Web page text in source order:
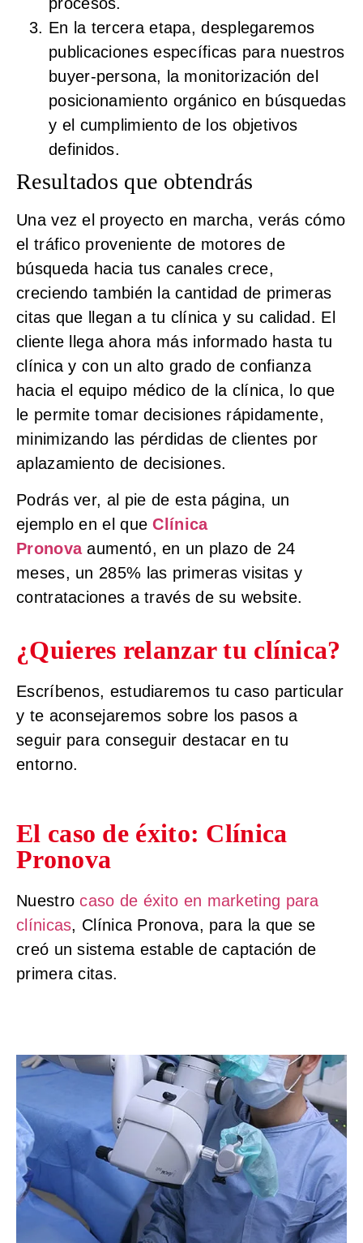
En la tercera etapa,desplegaremos
publicaciones específicas para nuestros
buyer-persona, la monitorización del
posicionamiento orgánico en búsquedas
y el cumplimiento de los objetivos
definidos.
Resultados que obtendrás
Una vez el proyecto en marcha, verás cómo
el tráfico proveniente de motores de
búsqueda hacia tus canales crece,
creciendo también la cantidad de primeras
citas que llegan a tu clínica y su calidad . El
cliente llega ahora más informado hasta tu
clínica y con un alto grado de confianza
hacia el equipo médico de la clínica, lo que
le permite tomar decisiones rápidamente,
minimizando las pérdidas de clientes por
aplazamiento de decisiones.
Podrás ver, al pie de esta página, un
ejemplo en el queClínica
Pronovaaumentó, en un plazo de 24
meses, un 285% las primeras visitas y
contrataciones a través de su website.
¿Quieres relanzar tu clínica?
Escríbenos, estudiaremos tu caso particular
y te aconsejaremos sobre los pasos a
seguir para conseguir destacar en tu
entorno.
El caso de éxito: Clínica
Pronova
Nuestrocaso de éxito en marketing para
clínicas, Clínica Pronova, para la que se
creó un sistema estable de captación de
primera citas.